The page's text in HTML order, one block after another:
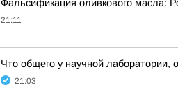
Фальсификация оливкового масла:
21:11
Что общего у научной лаборатории,
21:03